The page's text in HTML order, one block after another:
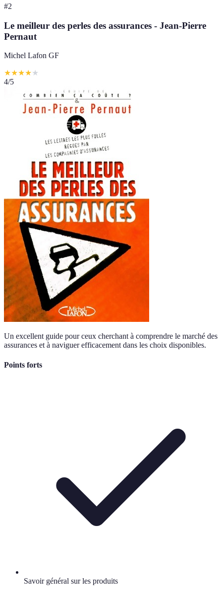
#2
Le meilleur des perles des assurances - Jean-Pierre
Pernaut
Michel Lafon GF
★★★★★
4/5
Un excellent guide pour ceux cherchant à comprendre le marché des
assurances et à naviguer efficacement dans les choix disponibles.
Points forts
Savoir général sur les produits